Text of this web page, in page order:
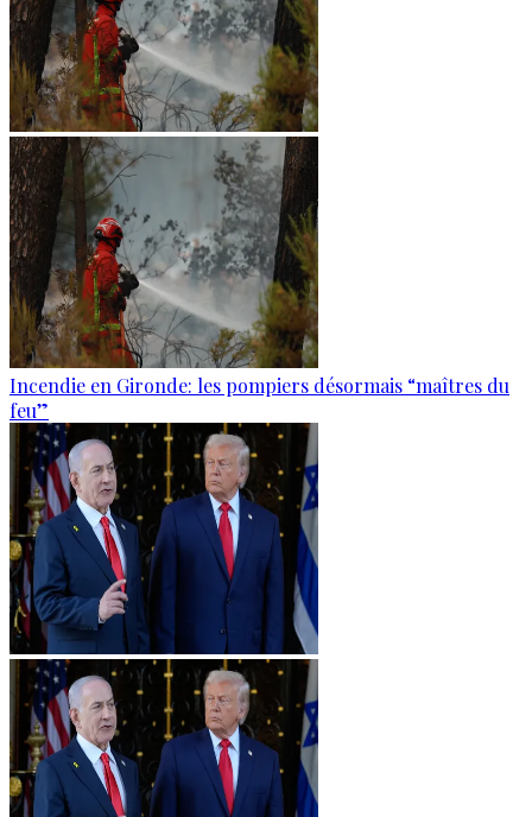
Incendie en Gironde: les pompiers désormais “maîtres du
feu”